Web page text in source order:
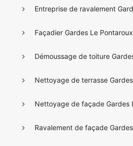
Entreprise de ravalement
Façadier Gardes Le Pontaroux
Démoussage de toiture
Nettoyage de terrasse
Nettoyage de façade Gardes
Ravalement de façade